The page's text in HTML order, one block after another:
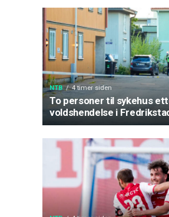
NTB 4 timer siden
To personer til sykehus
voldshendelse i